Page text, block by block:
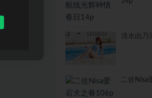
清水由乃
二佐Nisa